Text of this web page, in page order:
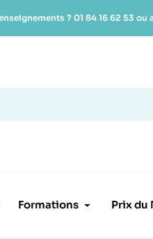
?01 84 16 62 53 ou
Formations Prix du